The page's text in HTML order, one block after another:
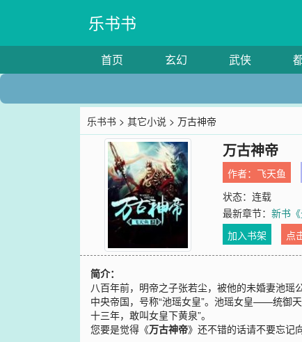
乐书书
首页 玄幻 武侠
乐书书 >其它小说 > 万古神帝
万古神帝
作者： 飞天鱼
状态：连载
最新章节：新书《
加入书架
点
简介：
八百年前，明帝之子张若尘，被他的未婚妻池
中央帝国，号称“池瑶女皇”。池瑶女皇——统御
十三年，敢叫女皇下黄泉”。
您要是觉得《万古神帝》还不错的话请不要忘记